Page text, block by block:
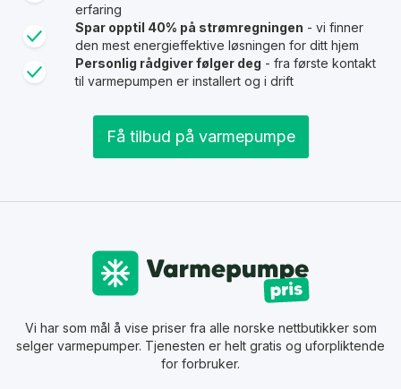
erfaring
Spar opptil 40% på strømregningen - vi finner
den mest energieffektive løsningen for ditt hjem
Personlig rådgiver følger deg - fra første kontakt
til varmepumpen er installert og i drift
Få tilbud på varmepumpe
Vi har som mål å vise priser fra alle norske nettbutikker som
selger varmepumper. Tjenesten er helt gratis og uforpliktende
for forbruker.